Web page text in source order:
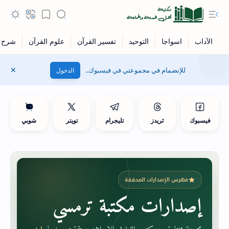
للإنضمام في مجموعتي في فيسبوك.. الدخول
فيسبوك ثريدز تليجرام تويتر شوبي
فهرس الإصدارات المحققة
إصدارات مكتبة ترمسي